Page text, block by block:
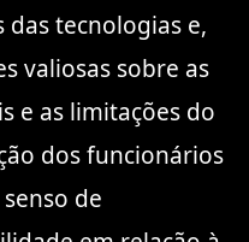
das tecnologias e,
valiosas sobre as
e as limitações do
dos funcionários
de